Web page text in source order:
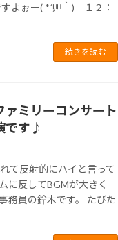
よぉー( *´艸｀) １２：
続きを読む
ァミリーコンサート
です♪
て反射的にハイと言って
に反してBGMが大きく
務員の鈴木です。 たびた